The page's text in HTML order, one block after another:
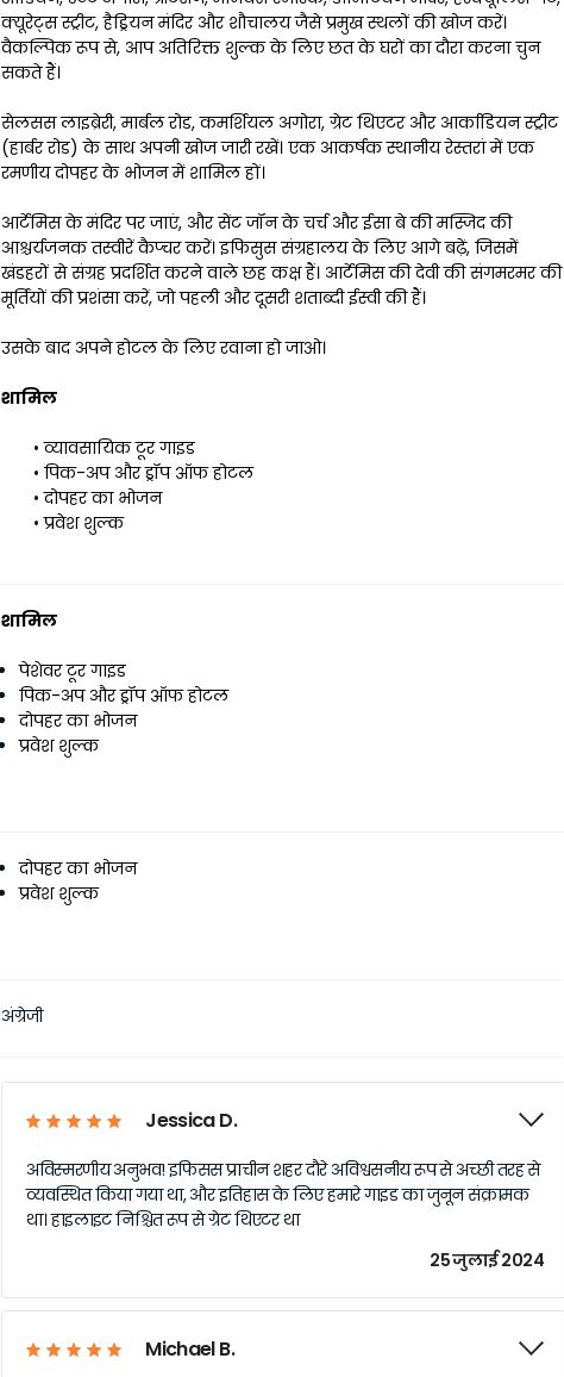
क्यूरेट्स स्ट्रीट, हैड्रियन मंदिर और शौचालय जैसे प्रमुख स्थलों की खोज करें।
वैकल्पिक रूप से, आप अतिरिक्त शुल्क के लिए छत के घरों का दौरा करना चुन
सकते हैं।
सेलसस लाइब्रेरी, मार्बल रोड, कमर्शियल अगोरा, ग्रेट थिएटर और आर्काडियन स्ट्रीट
(हार्बर रोड) के साथ अपनी खोज जारी रखें। एक आकर्षक स्थानीय रेस्तरां में एक
रमणीय दोपहर के भोजन में शामिल हों।
आर्टेमिस के मंदिर पर जाएं, और सेंट जॉन के चर्च और ईसा बे की मस्जिद की
आश्चर्यजनक तस्वीरें कैप्चर करें। इफिसुस संग्रहालय के लिए आगे बढ़ें, जिसमें
खंडहरों से संग्रह प्रदर्शित करने वाले छह कक्ष हैं। आर्टेमिस की देवी की संगमरमर की
मूर्तियों की प्रशंसा करें, जो पहली और दूसरी शताब्दी ईस्वी की हैं।
उसके बाद अपने होटल के लिए रवाना हो जाओ।
शामिल
व्यावसायिक टूर गाइड
पिक-अप और ड्रॉप ऑफ होटल
दोपहर का भोजन
प्रवेश शुल्क
शामिल
पेशेवर टूर गाइड
पिक-अप और ड्रॉप ऑफ होटल
दोपहर का भोजन
प्रवेश शुल्क
दोपहर का भोजन
प्रवेश शुल्क
अंग्रेजी
Jessica D.
अविस्मरणीय अनुभव! इफिसस प्राचीन शहर दौरे अविश्वसनीय रूप से अच्छी तरह से
व्यवस्थित किया गया था, और इतिहास के लिए हमारे गाइड का जुनून संक्रामक
था। हाइलाइट निश्चित रूप से ग्रेट थिएटर था
25 जुलाई 2024
Michael B.